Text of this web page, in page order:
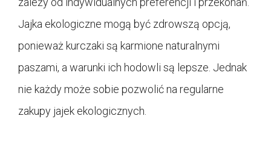
Jajka ekologiczne mogą być zdrowszą opcją,
ponieważ kurczaki są karmione naturalnymi
paszami, a warunki ich hodowli są lepsze. Jednak
nie każdy może sobie pozwolić na regularne
zakupy jajek ekologicznych.